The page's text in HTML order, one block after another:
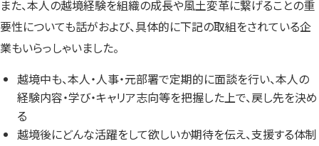
また、本人の越境経験を組織の成長や風土変革に繋げることの重
要性についても話がおよび、具体的に下記の取組をされている企
業もいらっしゃいました。
越境中も、本人・人事・元部署で定期的に面談を行い、本人の
経験内容・学び・キャリア志向等を把握した上で、戻し先を決め
る
越境後にどんな活躍をして欲しいか期待を伝え、支援する体制